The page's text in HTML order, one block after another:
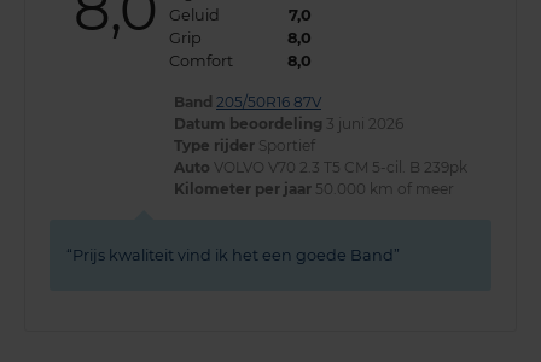
Geluid
7,0
Grip
8,0
Comfort
8,0
Band 205/50R16 87V
Datum beoordeling 3 juni 2026
Type rijder Sportief
Auto VOLVO V70 2.3 T5 CM 5-cil. B 239pk
Kilometer per jaar 50.000 km of meer
Prijs kwaliteit vind ik het een goede Band